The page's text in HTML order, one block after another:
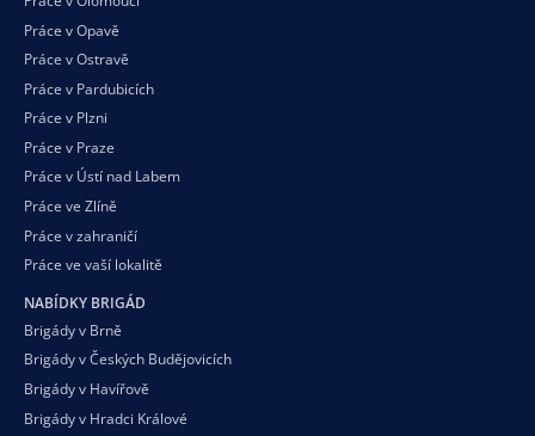
Práce v Opavě
Práce v Ostravě
Práce v Pardubicích
Práce v Plzni
Práce v Praze
Práce v Ústí nad Labem
Práce ve Zlíně
Práce v zahraničí
Práce ve vaší lokalitě
NABÍDKY BRIGÁD
Brigády v Brně
Brigády v Českých Budějovicích
Brigády v Havířově
Brigády v Hradci Králové